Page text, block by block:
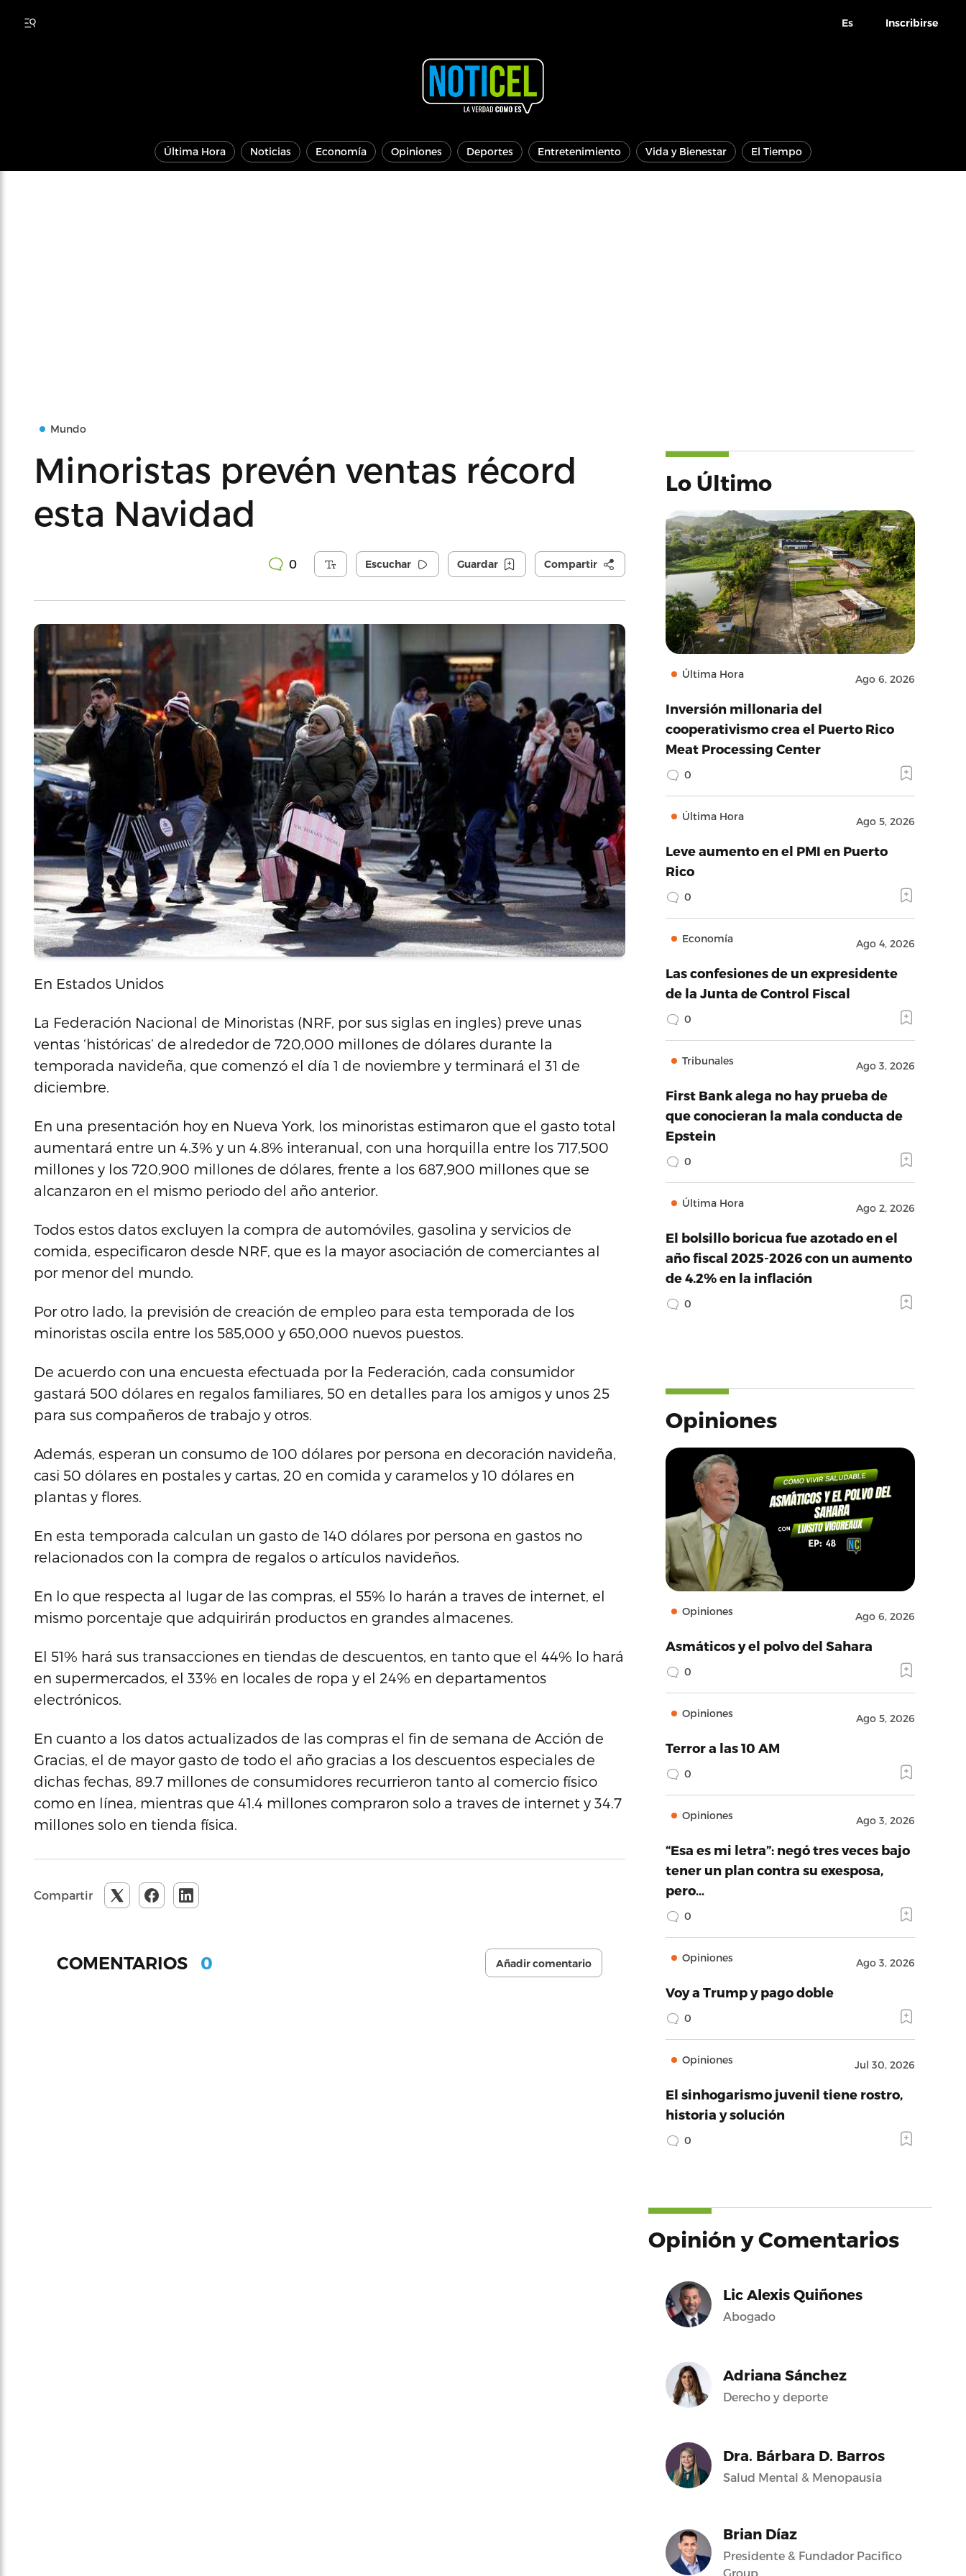
Es Inscribirse
Última Hora Noticias Economía Opiniones Deportes Entretenimiento Vida y Bienestar El Tiempo
Mundo
Minoristas prevén ventas récord
esta Navidad
0 Escuchar Guardar Compartir
En Estados Unidos
La Federación Nacional de Minoristas (NRF, por sus siglas en ingles) preve unas
ventas ‘históricas’ de alrededor de 720,000 millones de dólares durante la
temporada navideña, que comenzó el día 1 de noviembre y terminará el 31 de
diciembre.
En una presentación hoy en Nueva York, los minoristas estimaron que el gasto total
aumentará entre un 4.3% y un 4.8% interanual, con una horquilla entre los 717,500
millones y los 720,900 millones de dólares, frente a los 687,900 millones que se
alcanzaron en el mismo periodo del año anterior.
Todos estos datos excluyen la compra de automóviles, gasolina y servicios de
comida, especificaron desde NRF, que es la mayor asociación de comerciantes al
por menor del mundo.
Por otro lado, la previsión de creación de empleo para esta temporada de los
minoristas oscila entre los 585,000 y 650,000 nuevos puestos.
De acuerdo con una encuesta efectuada por la Federación, cada consumidor
gastará 500 dólares en regalos familiares, 50 en detalles para los amigos y unos 25
para sus compañeros de trabajo y otros.
Además, esperan un consumo de 100 dólares por persona en decoración navideña,
casi 50 dólares en postales y cartas, 20 en comida y caramelos y 10 dólares en
plantas y flores.
En esta temporada calculan un gasto de 140 dólares por persona en gastos no
relacionados con la compra de regalos o artículos navideños.
En lo que respecta al lugar de las compras, el 55% lo harán a traves de internet, el
mismo porcentaje que adquirirán productos en grandes almacenes.
El 51% hará sus transacciones en tiendas de descuentos, en tanto que el 44% lo hará
en supermercados, el 33% en locales de ropa y el 24% en departamentos
electrónicos.
En cuanto a los datos actualizados de las compras el fin de semana de Acción de
Gracias, el de mayor gasto de todo el año gracias a los descuentos especiales de
dichas fechas, 89.7 millones de consumidores recurrieron tanto al comercio físico
como en línea, mientras que 41.4 millones compraron solo a traves de internet y 34.7
millones solo en tienda física.
Compartir
COMENTARIOS 0 Añadir comentario
Lo Último
Última Hora Ago 6, 2026
Inversión millonaria del
cooperativismo crea el Puerto Rico
Meat Processing Center
0
Última Hora Ago 5, 2026
Leve aumento en el PMI en Puerto
Rico
0
Economía Ago 4, 2026
Las confesiones de un expresidente
de la Junta de Control Fiscal
0
Tribunales Ago 3, 2026
First Bank alega no hay prueba de
que conocieran la mala conducta de
Epstein
0
Última Hora Ago 2, 2026
El bolsillo boricua fue azotado en el
año fiscal 2025-2026 con un aumento
de 4.2% en la inflación
0
Opiniones
Opiniones Ago 6, 2026
Asmáticos y el polvo del Sahara
0
Opiniones Ago 5, 2026
Terror a las 10 AM
0
Opiniones Ago 3, 2026
“Esa es mi letra”: negó tres veces bajo
tener un plan contra su exesposa,
pero…
0
Opiniones Ago 3, 2026
Voy a Trump y pago doble
0
Opiniones Jul 30, 2026
El sinhogarismo juvenil tiene rostro,
historia y solución
0
Opinión y Comentarios
Lic Alexis Quiñones
Abogado
Adriana Sánchez
Derecho y deporte
Dra. Bárbara D. Barros
Salud Mental & Menopausia
Brian Díaz
Presidente & Fundador Pacifico
Group